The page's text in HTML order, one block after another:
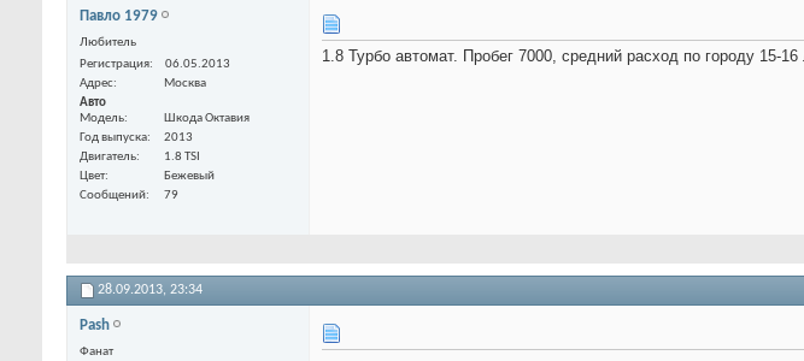
Павло 1979
Любитель
Регистрация
06.05.2013
Адрес
Москва
Авто
Модель
Шкода Октавия
Год выпуска
2013
Двигатель
1.8 TSI
Цвет
Бежевый
Сообщений
79
1.8 Турбо автомат. Пробег 7000, средний расход по городу 15-
28.09.2013, 23:34
Pash
Фанат